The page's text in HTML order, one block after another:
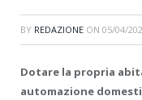
BY REDAZIONE ON 05/04/
Dotare la propria
automazione